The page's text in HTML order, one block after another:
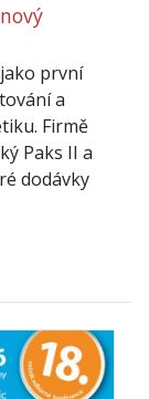
jako první
a
Firmě
Paks II a
dodávky